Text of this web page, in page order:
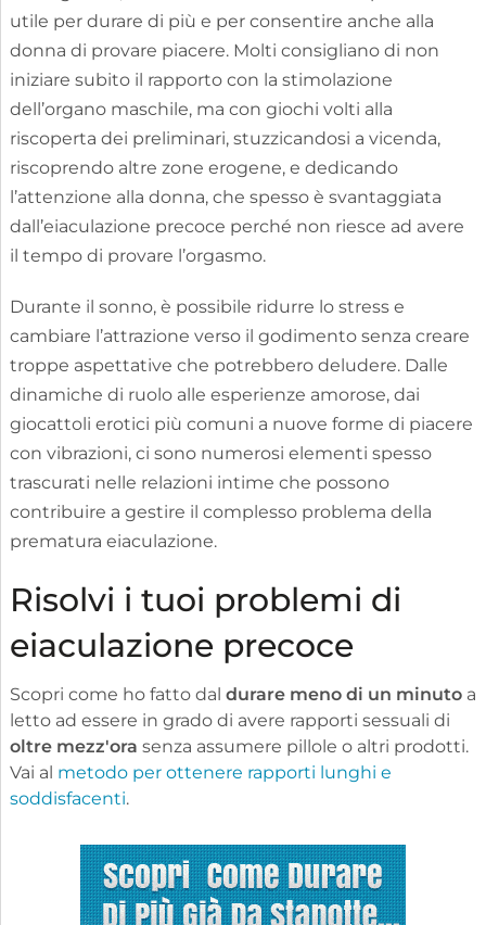
utile per durare di più e per consentire anche alla
donna di provare piacere. Molti consigliano di non
iniziare subito il rapporto con la stimolazione
dell’organo maschile, ma con giochi volti alla
riscoperta dei preliminari, stuzzicandosi a vicenda,
riscoprendo altre zone erogene, e dedicando
l’attenzione alla donna, che spesso è svantaggiata
dall’eiaculazione precoce perché non riesce ad avere
il tempo di provare l’orgasmo.
Durante il sonno, è possibile ridurre lo stress e
cambiare l’attrazione verso il godimento senza creare
troppe aspettative che potrebbero deludere. Dalle
dinamiche di ruolo alle esperienze amorose, dai
giocattoli erotici più comuni a nuove forme di piacere
con vibrazioni, ci sono numerosi elementi spesso
trascurati nelle relazioni intime che possono
contribuire a gestire il complesso problema della
prematura eiaculazione.
Risolvi i tuoi problemi di
eiaculazione precoce
Scopri come ho fatto dal durare meno di un minutoa
letto ad essere in grado di avere rapporti sessuali di
oltre mezz'ora senza assumere pillole o altri prodotti.
Vai al metodo per ottenere rapporti lunghi e
soddisfacenti.